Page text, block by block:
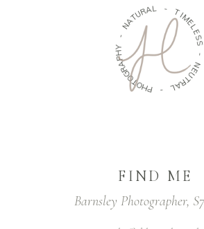
-
NATURAL - TI
M
EL
E
S
S
-
N
E
U
T
R
A
L
-
P
H
O
T
O
G
R
A
P
H
Y
FIND ME
Barnsley Photographer,